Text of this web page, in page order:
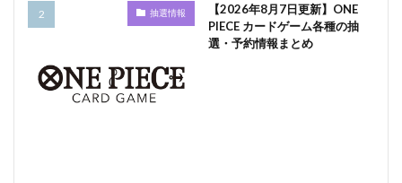
抽選情報
【2026年8月7日更新】ONE
PIECE カードゲーム各種の抽
選・予約情報まとめ